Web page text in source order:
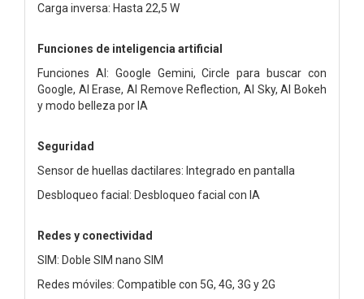
Carga inversa: Hasta 22,5 W
Funciones de inteligencia artificial
Funciones AI: Google Gemini, Circle para buscar con
Google, AI Erase, AI Remove Reflection, AI Sky, AI Bokeh
y modo belleza por IA
Seguridad
Sensor de huellas dactilares: Integrado en pantalla
Desbloqueo facial: Desbloqueo facial con IA
Redes y conectividad
SIM: Doble SIM nano SIM
Redes móviles: Compatible con 5G, 4G, 3G y 2G